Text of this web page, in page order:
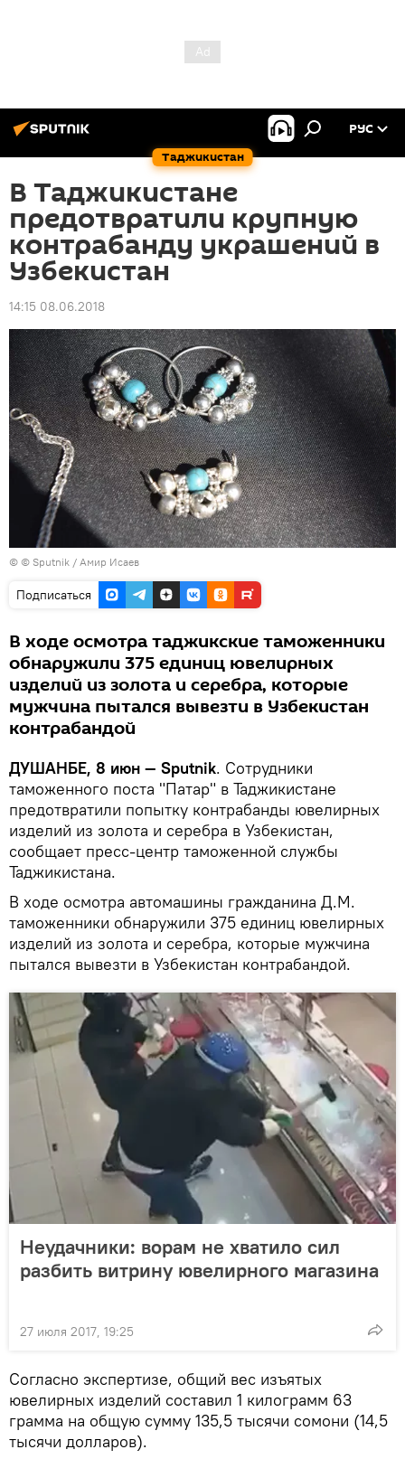
Таджикистан
РУС
В Таджикистане
предотвратили крупную
контрабанду украшений в
Узбекистан
14:15 08.06.2018
© © Sputnik / Амир Исаев
Подписаться
В ходе осмотра таджикские таможенники
обнаружили 375 единиц ювелирных
изделий из золота и серебра, которые
мужчина пытался вывезти в Узбекистан
контрабандой
ДУШАНБЕ, 8 июн — Sputnik. Сотрудники
таможенного поста "Патар" в Таджикистане
предотвратили попытку контрабанды ювелирных
изделий из золота и серебра в Узбекистан,
сообщает пресс-центр таможенной службы
Таджикистана.
В ходе осмотра автомашины гражданина Д.М.
таможенники обнаружили 375 единиц ювелирных
изделий из золота и серебра, которые мужчина
пытался вывезти в Узбекистан контрабандой.
Неудачники: ворам не хватило сил
разбить витрину ювелирного магазина
27 июля 2017, 19:25
Согласно экспертизе, общий вес изъятых
ювелирных изделий составил 1 килограмм 63
грамма на общую сумму 135,5 тысячи сомони (14,5
тысячи долларов).